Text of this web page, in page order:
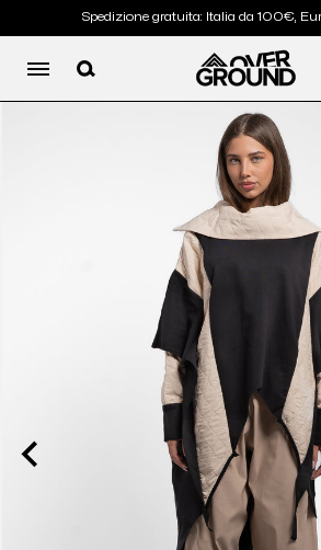
Spedizione gratuita: Italia da 100€,